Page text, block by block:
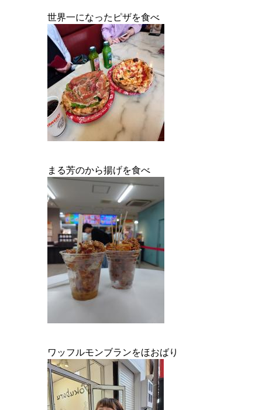
世界一になったピザを食べ
まる芳のから揚げを食べ
ワッフルモンブランをほおばり